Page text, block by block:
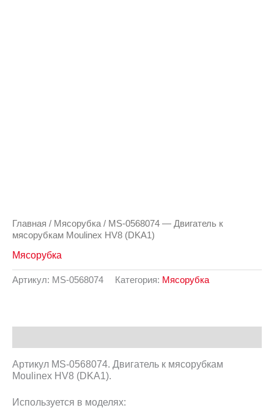
Главная / Мясорубка / MS-0568074 — Двигатель к
мясорубкам Moulinex HV8 (DKA1)
Мясорубка
Артикул: MS-0568074 Категория: Мясорубка
Артикул MS-0568074. Двигатель к мясорубкам
Moulinex HV8 (DKA1).
Используется в моделях: